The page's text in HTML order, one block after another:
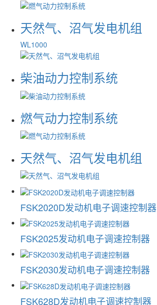
天然气、沼气发电机组
WL1000
柴油动力控制系统
燃气动力控制系统
天然气、沼气发电机组
FSK2020D发动机电子调速控制器
FSK2025发动机电子调速控制器
FSK2030发动机电子调速控制器
FSK628D发动机电子调速控制器